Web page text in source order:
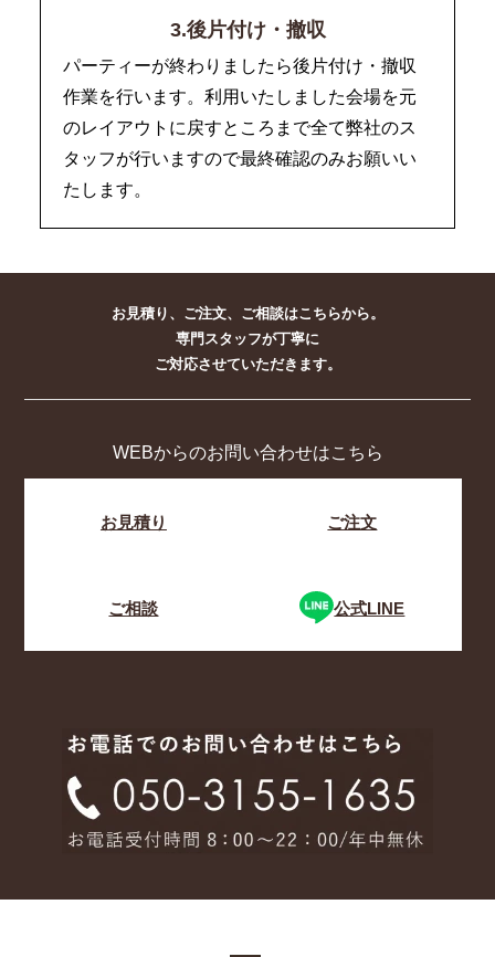
3.後片付け・撤収
パーティーが終わりましたら後片付け・撤収
作業を行います。利用いたしました会場を元
のレイアウトに戻すところまで全て弊社のス
タッフが行いますので最終確認のみお願いい
たします。
お見積り、ご注文、ご相談はこちらから。
専門スタッフが丁寧に
ご対応させていただきます。
WEBからのお問い合わせはこちら
お見積り ご注文
ご相談 公式LINE